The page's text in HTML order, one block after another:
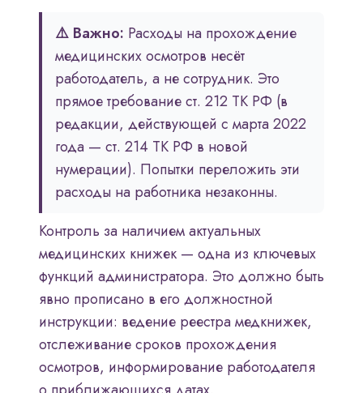
⚠️ Важно: Расходы на прохождение
медицинских осмотров несёт
работодатель, а не сотрудник. Это
прямое требование ст. 212 ТК РФ (в
редакции, действующей с марта 2022
года — ст. 214 ТК РФ в новой
нумерации). Попытки переложить эти
расходы на работника незаконны.
Контроль за наличием актуальных
медицинских книжек — одна из ключевых
функций администратора. Это должно быть
явно прописано в его должностной
инструкции: ведение реестра медкнижек,
отслеживание сроков прохождения
осмотров, информирование работодателя